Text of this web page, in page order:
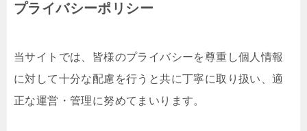
プライバシーポリシー
当サイトでは、皆様のプライバシーを尊重し個人情報
に対して十分な配慮を行うと共に丁寧に取り扱い、適
正な運営・管理に努めてまいります。